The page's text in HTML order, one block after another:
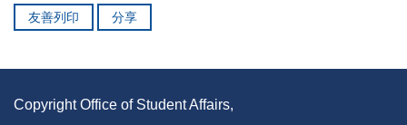
友善列印 分享
Copyright Office of Student Affairs,